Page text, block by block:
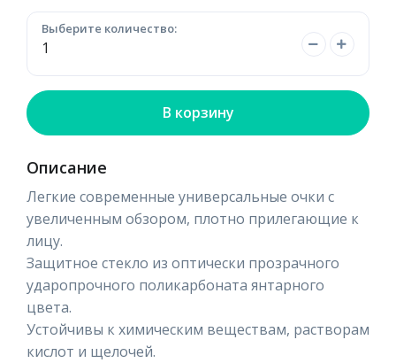
Выберите количество:
В корзину
Описание
Легкие современные универсальные очки с
увеличенным обзором, плотно прилегающие к
лицу.
Защитное стекло из оптически прозрачного
ударопрочного поликарбоната янтарного
цвета.
Устойчивы к химическим веществам, растворам
кислот и щелочей.